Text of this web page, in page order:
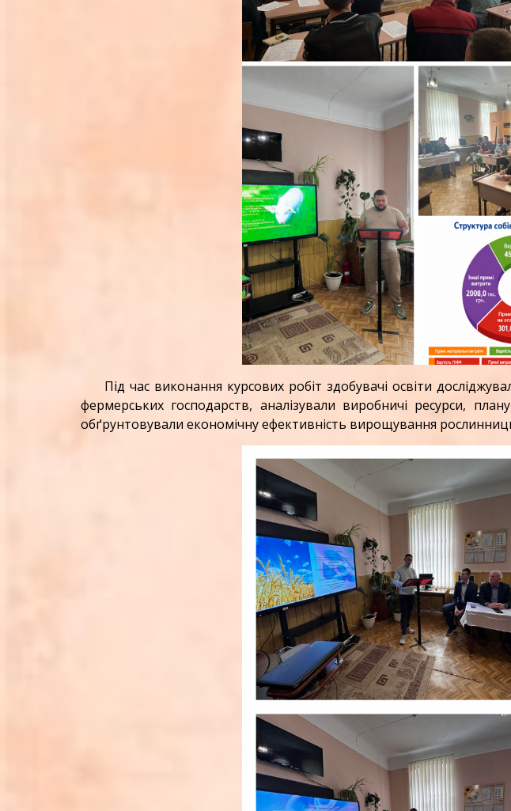
Під час виконання курсових робіт здобувачі освіти
фермерських господарств, аналізували виробничі ресурси,
обґрунтовували економічну ефективність вирощування